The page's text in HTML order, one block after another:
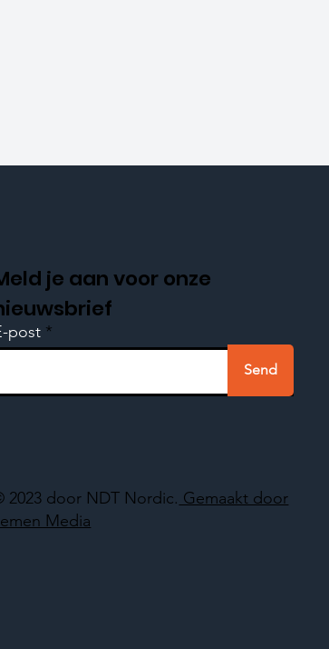
2023 door NDT Nordic. Gemaakt door
Media
je aan voor onze
post
Send